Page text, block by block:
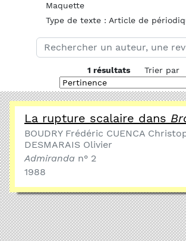
Maquette
Type de texte : Article de
1 résultats Trier par
La rupture scalaire dans
BOUDRY Frédéric CUENCA
DESMARAIS Olivier
Admiranda n° 2
1988